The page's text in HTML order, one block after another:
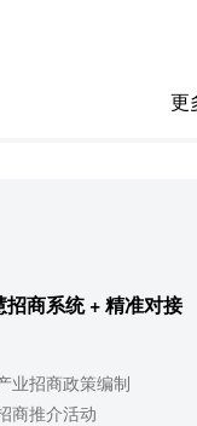
更
商系统 + 精准对接
业招商政策编制
商推介活动